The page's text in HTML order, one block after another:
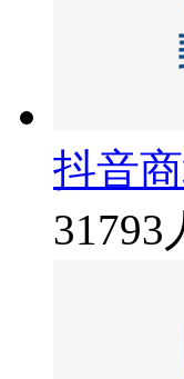
抖音
31793